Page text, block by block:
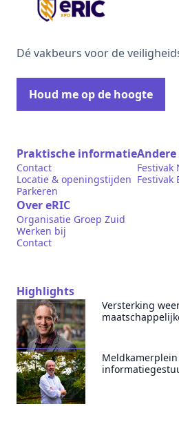
Dé vakbeurs voor de
Houd me op de hoogte
Praktische informatie
Contact
Locatie & openingstijden
Parkeren
Festivak
Festivak
Over eRIC
Organisatie Groep Zuid
Werken bij
Contact
Highlights
Versterking